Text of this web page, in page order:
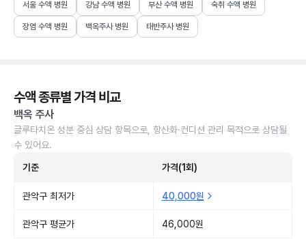
서울 수액 병원 강남 수액 병원 부산 수액 병원 숙취 수액 병원
장염 수액 병원 백옥주사 병원 태반주사 병원
수액 종류별 가격 비교
백옥 주사
글루타치온 성분 중심 상담 항목으로, 항산화·컨디션 관리 목적으로 상담될
수 있어요.
기준 가격(1회)
관악구 최저가 40,000원
관악구 평균가 46,000원